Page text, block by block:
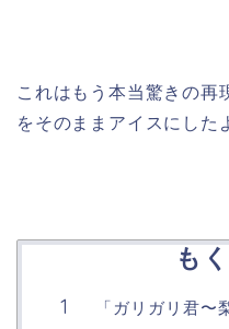
これはもう本当驚きの再
をそのままアイスにした
も
「ガリガリ君〜